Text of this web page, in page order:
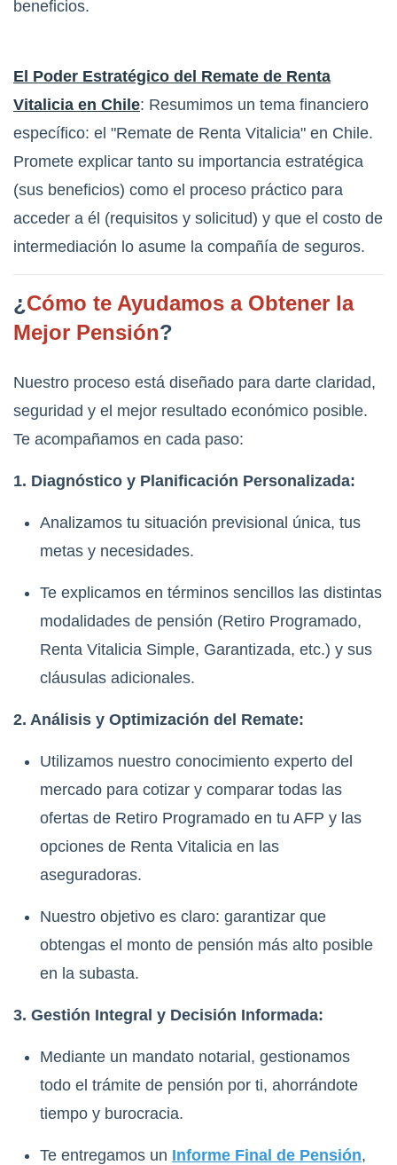
beneficios.
El Poder Estratégico del Remate de Renta
Vitalicia en Chile: Resumimos un tema financiero
específico: el "Remate de Renta Vitalicia" en Chile.
Promete explicar tanto su importancia estratégica
(sus beneficios) como el proceso práctico para
acceder a él (requisitos y solicitud) y que el costo de
intermediación lo asume la compañía de seguros.
¿ Cómo te Ayudamos a Obtener la
Mejor Pensión?
Nuestro proceso está diseñado para darte claridad,
seguridad y el mejor resultado económico posible.
Te acompañamos en cada paso:
1. Diagnóstico y Planificación Personalizada:
Analizamos tu situación previsional única, tus
metas y necesidades.
Te explicamos en términos sencillos las distintas
modalidades de pensión (Retiro Programado,
Renta Vitalicia Simple, Garantizada, etc.) y sus
cláusulas adicionales.
2. Análisis y Optimización del Remate:
Utilizamos nuestro conocimiento experto del
mercado para cotizar y comparar todas las
ofertas de Retiro Programado en tu AFP y las
opciones de Renta Vitalicia en las
aseguradoras.
Nuestro objetivo es claro: garantizar que
obtengas el monto de pensión más alto posible
en la subasta.
3. Gestión Integral y Decisión Informada:
Mediante un mandato notarial, gestionamos
todo el trámite de pensión por ti, ahorrándote
tiempo y burocracia.
Te entregamos un Informe Final de Pensión,